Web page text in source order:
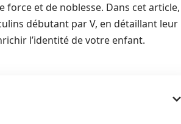
et de noblesse. Dans cet article,
débutant par V, en détaillant leur
l’identité de votre enfant.